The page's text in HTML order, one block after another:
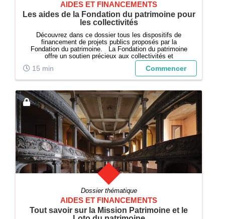
AIDES ET FINANCEMENTS
Les aides de la Fondation du patrimoine pour
les collectivités
Découvrez dans ce dossier tous les dispositifs de
financement de projets publics proposés par la
Fondation du patrimoine. La Fondation du patrimoine
offre un soutien précieux aux collectivités et
associations engagées dans la sauvegarde et la
valorisation du patrimoine public local. Ce dos...
15 min Commencer
Dossier thématique
AIDES ET FINANCEMENTS
Tout savoir sur la Mission Patrimoine et le